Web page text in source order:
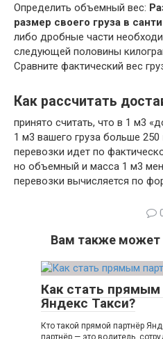
Определить объемный вес:
размер своего груза в
либо дробные части
следующей половины
Сравните фактический вес
Как рассчитать
принято считать, что в 1 м3
1 м3 вашего груза больше 250
перевозки идет по
но объемный и масса 1 м3
перевозки вычисляется по
Вам также может
Как стать прямым
Яндекс Такси?
Кто такой прямой партнёр
партнёр — это водитель,